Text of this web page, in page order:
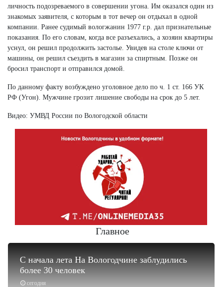
личность подозреваемого в совершении угона. Им оказался один из
знакомых заявителя, с которым в тот вечер он отдыхал в одной
компании. Ранее судимый вологжанин 1977 г.р. дал признательные
показания. По его словам, когда все разъехались, а хозяин квартиры
уснул, он решил продолжить застолье. Увидев на столе ключи от
машины, он решил съездить в магазин за спиртным. Позже он
бросил транспорт и отправился домой.
По данному факту возбуждено уголовное дело по ч. 1 ст. 166 УК
РФ (Угон). Мужчине грозит лишение свободы на срок до 5 лет.
Видео: УМВД России по Вологодской области
Главное
сегодня
С начала лета На Вологодчине заблудились
более 30 человек